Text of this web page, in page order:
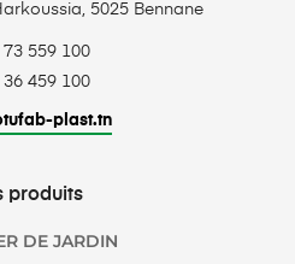
5025 Bennane
73 559 100
36 459 100
plast.tn
produits
DE JARDIN